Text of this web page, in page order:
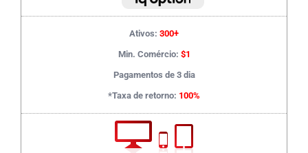
Ativos: 300+
Min. Comércio: $1
Pagamentos de 3 dia
*Taxa de retorno: 100%